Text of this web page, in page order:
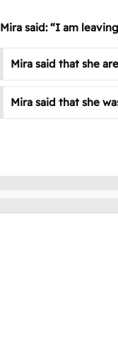
Mira said: “I am
Mira said that she
Mira said that she